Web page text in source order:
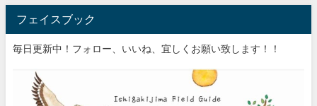
フェイスブック
毎日更新中！フォロー、いいね、宜しくお願い致します！！